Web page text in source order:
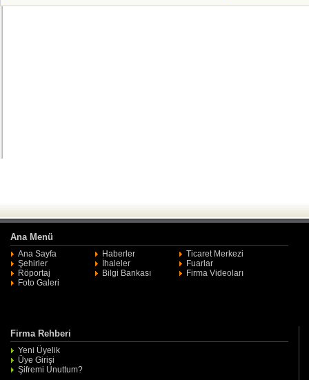
Ana Menü
Ana Sayfa Haberler
Ticaret Merkezi
Şehirler
İhaleler
Fuarlar
Röportaj
Bilgi Bankası
Firma Videoları
Foto Galeri
Firma Rehberi
Yeni Üyelik
Üye Girişi
Şifremi Unuttum?